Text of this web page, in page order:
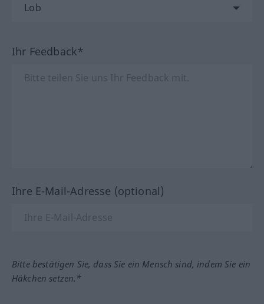
Ihr Feedback*
Ihre E-Mail-Adresse (optional)
Bitte bestätigen Sie, dass Sie ein Mensch sind, indem Sie ein
Häkchen setzen.*